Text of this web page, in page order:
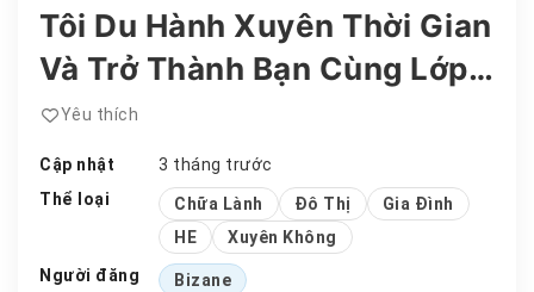
Tôi Du Hành Xuyên Thời Gian
Và Trở Thành Bạn Cùng Lớp
Của Mẹ
Yêu thích
Cập nhật
3 tháng trước
Thể loại
Chữa Lành Đô Thị
Gia Đình
HE
Xuyên Không
Người đăng
Bizane